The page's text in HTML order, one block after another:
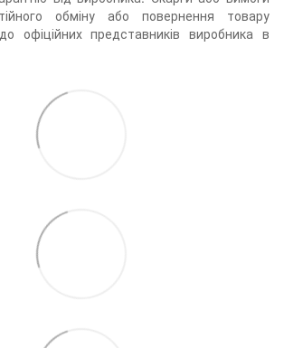
обміну або повернення товару
офіційних представників виробника в